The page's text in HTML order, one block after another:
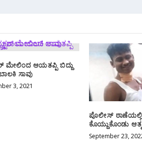
ಮೇಲಿಂದ ಆಯತಪ್ಪಿ ಬಿದ್ದು
ಸಾವು
3, 2021
ಪೊಲೀಸ್
ಕೊಯ್ದುಕೊಂಡು
September 23,